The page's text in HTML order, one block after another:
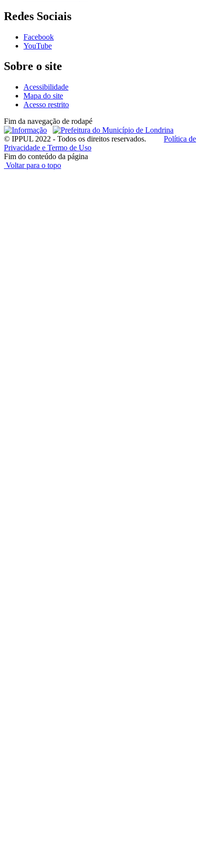
Redes Sociais
Facebook
YouTube
Sobre o site
Acessibilidade
Mapa do site
Acesso restrito
Fim da navegação de rodapé
© IPPUL 2022 - Todos os direitos reservados. Política de
Privacidade e Termo de Uso
Fim do conteúdo da página
Voltar para o topo